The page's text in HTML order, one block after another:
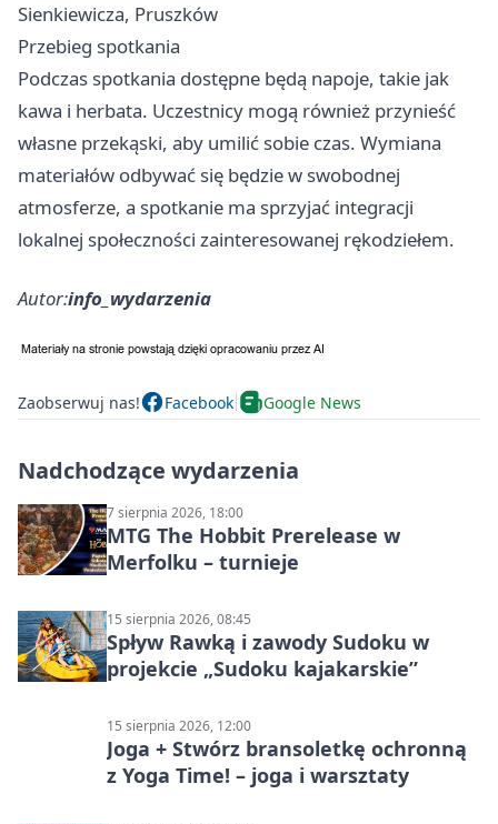
Sienkiewicza, Pruszków
Przebieg spotkania
Podczas spotkania dostępne będą napoje, takie jak
kawa i herbata. Uczestnicy mogą również przynieść
własne przekąski, aby umilić sobie czas. Wymiana
materiałów odbywać się będzie w swobodnej
atmosferze, a spotkanie ma sprzyjać integracji
lokalnej społeczności zainteresowanej rękodziełem.
Autor:info_wydarzenia
Zaobserwuj nas! Facebook Google News
Nadchodzące wydarzenia
7 sierpnia 2026, 18:00
MTG The Hobbit Prerelease w
Merfolku – turnieje
15 sierpnia 2026, 08:45
Spływ Rawką i zawody Sudoku w
projekcie „Sudoku kajakarskie”
15 sierpnia 2026, 12:00
Joga + Stwórz bransoletkę ochronną
z Yoga Time! – joga i warsztaty